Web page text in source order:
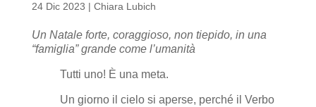
24 Dic 2023 | Chiara Lubich
Un Natale forte, coraggioso, non tiepido, in una
“famiglia” grande come l’umanità
Tutti uno! È una meta.
Un giorno il cielo si aperse, perché il Verbo